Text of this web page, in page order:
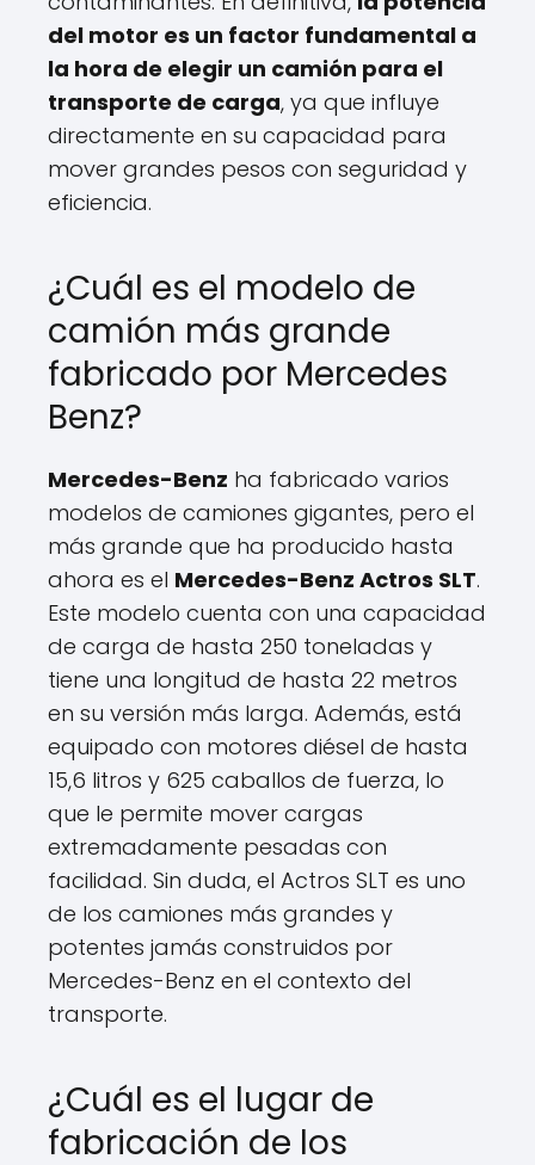
del motor es un factor fundamental a
la hora de elegir un camión para el
transporte de carga, ya que influye
directamente en su capacidad para
mover grandes pesos con seguridad y
eficiencia.
¿Cuál es el modelo de
camión más grande
fabricado por Mercedes
Benz?
Mercedes-Benz ha fabricado varios
modelos de camiones gigantes, pero el
más grande que ha producido hasta
ahora es el Mercedes-Benz Actros SLT.
Este modelo cuenta con una capacidad
de carga de hasta 250 toneladas y
tiene una longitud de hasta 22 metros
en su versión más larga. Además, está
equipado con motores diésel de hasta
15,6 litros y 625 caballos de fuerza, lo
que le permite mover cargas
extremadamente pesadas con
facilidad. Sin duda, el Actros SLT es uno
de los camiones más grandes y
potentes jamás construidos por
Mercedes-Benz en el contexto del
transporte.
¿Cuál es el lugar de
fabricación de los